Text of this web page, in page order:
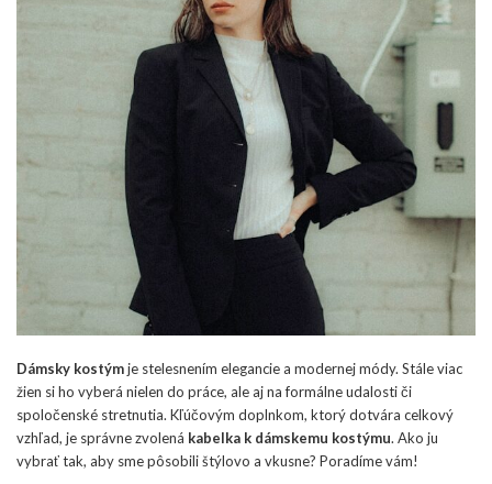
Dámsky kostýmje stelesnením elegancie a modernej módy. Stále viac
žien si ho vyberá nielen do práce, ale aj na formálne udalosti či
spoločenské stretnutia. Kľúčovým doplnkom, ktorý dotvára celkový
vzhľad, je správne zvolená kabelka k dámskemu kostýmu. Ako ju
vybrať tak, aby sme pôsobili štýlovo a vkusne? Poradíme vám!